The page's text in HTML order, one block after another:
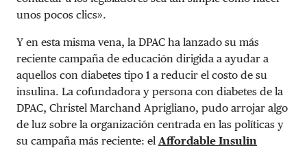
unos pocos clics».
Y en esta misma vena, la DPAC ha lanzado su más
reciente campaña de educación dirigida a ayudar a
aquellos con diabetes tipo 1 a reducir el costo de su
insulina. La cofundadora y persona con diabetes de la
DPAC, Christel Marchand Aprigliano, pudo arrojar algo
de luz sobre la organización centrada en las políticas y
su campaña más reciente: el Affordable Insulin